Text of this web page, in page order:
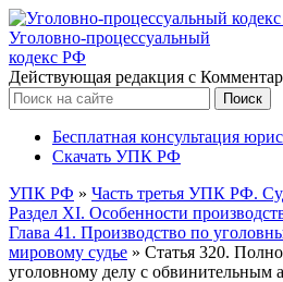
Уголовно-процессуальный
кодекс РФ
Действующая редакция с
Бесплатная консультация
Скачать УПК РФ
УПК РФ » Часть третья УПК РФ.
Раздел XI. Особенности
Глава 41. Производство по
мировому судье » Статья 320.
уголовному делу с обвинительным